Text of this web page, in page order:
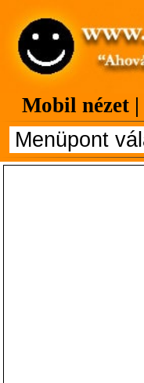
Mobil nézet |